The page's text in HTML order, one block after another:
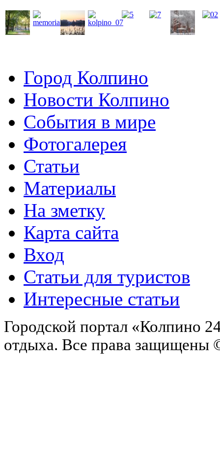
Город Колпино
Новости Колпино
События в мире
Фотогалерея
Статьи
Материалы
На зметку
Карта сайта
Вход
Статьи для туристов
Интересные статьи
Городской портал «Колпино
отдыха. Все права защищены